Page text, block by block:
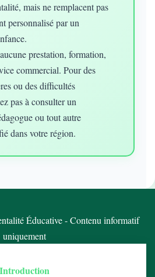
mais ne remplacent pas
personnalisé par un
prestation, formation,
commercial. Pour des
ou des difficultés
pas à consulter un
ou tout autre
dans votre région.
Éducative - Contenu informatif
uniquement
Introduction